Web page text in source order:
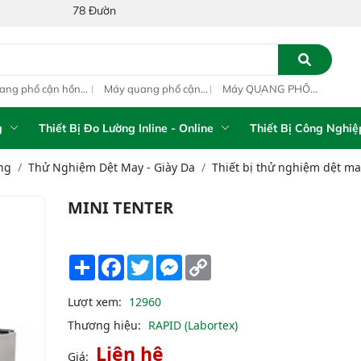
78 Đường Số 1A, Khu Phố 4, Phường Bình Tân, Thành phố Hồ Chí
phổ cận hồng
Máy quang phổ cận
NIR Analyzer
Máy QUANG PHỔ
Vista-R
Thiết Bị Đo Lường Inline - Online Thiết Bị Công
Thử Nghiệm Dệt May - Giày Da Thiết bị thử nghiệm dệt
MINI TENTER
Share Facebook
TwitterMessenger
Lượt xem: 12960
Thương hiệu: RAPID (Labortex)
Giá: Liên hệ